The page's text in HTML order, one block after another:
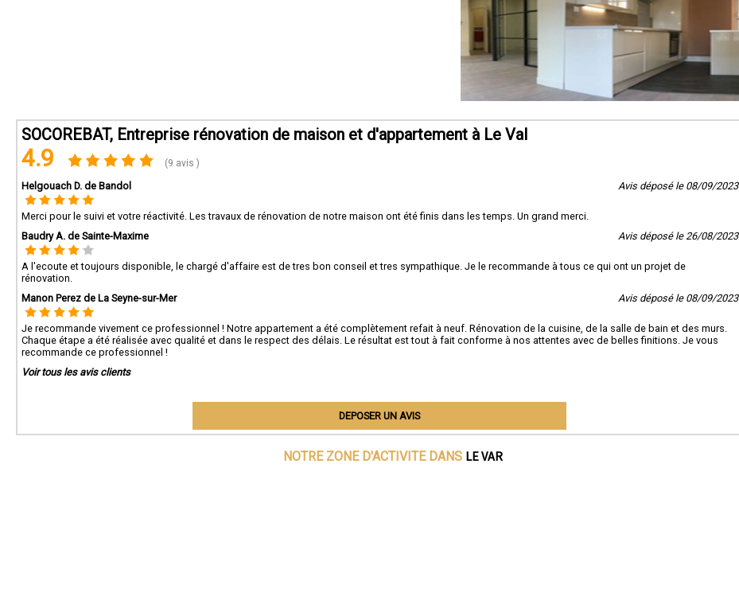
SOCOREBAT, Entreprise rénovation de maison et d'appartement à Le Val
4.9 (9 avis )
Helgouach D. de Bandol Avis déposé le 08/09/2023
Merci pour le suivi et votre réactivité. Les travaux de rénovation de notre maison ont été finis dans les temps. Un grand merci.
Baudry A. de Sainte-Maxime
Avis déposé le 26/08/2023
A l'ecoute et toujours disponible, le chargé d'affaire est de tres bon conseil et tres sympathique. Je le recommande à tous ce qui ont un projet de
rénovation.
Manon Perez de La Seyne-sur-Mer
Avis déposé le 08/09/2023
Je recommande vivement ce professionnel ! Notre appartement a été complètement refait à neuf. Rénovation de la cuisine, de la salle de bain et des murs.
Chaque étape a été réalisée avec qualité et dans le respect des délais. Le résultat est tout à fait conforme à nos attentes avec de belles finitions. Je vous
recommande ce professionnel !
Voir tous les avis clients
DEPOSER UN AVIS
NOTRE ZONE D'ACTIVITE DANS LE VAR